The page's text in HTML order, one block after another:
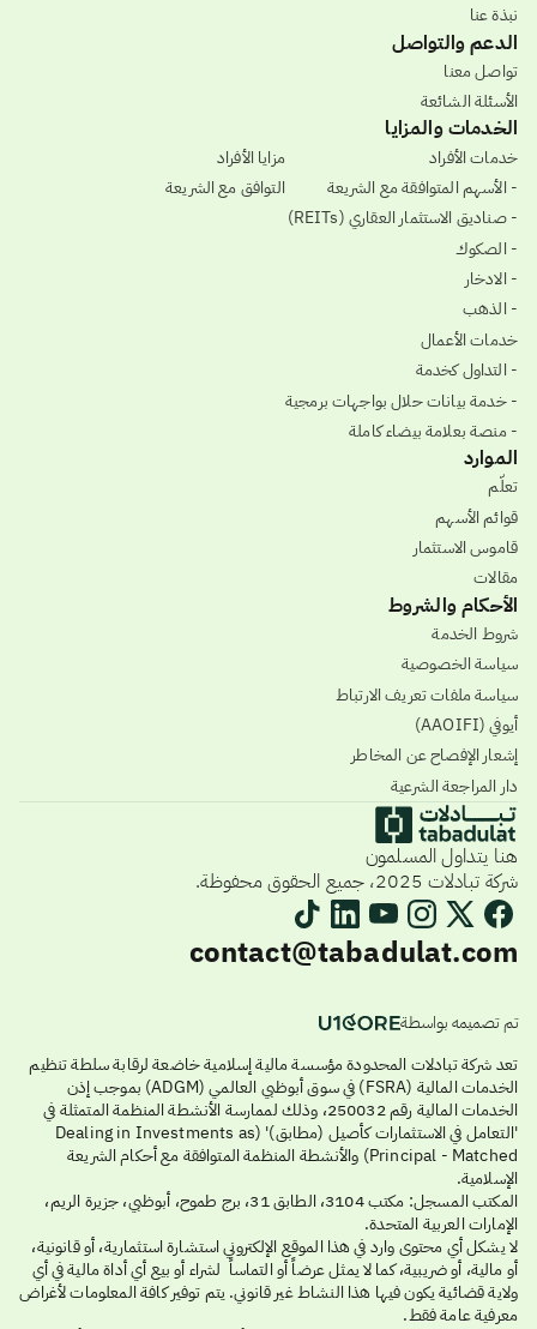
نبذة عنا
الدعم والتواصل
تواصل معنا
الأسئلة الشائعة
الخدمات والمزايا
خدمات الأفراد
- الأسهم المتوافقة مع الشريعة
- صناديق الاستثمار العقاري (REITs)
- الصكوك
- الادخار
- الذهب
خدمات الأعمال
- التداول كخدمة
- خدمة بيانات حلال بواجهات برمجية
- منصة بعلامة بيضاء كاملة
مزايا الأفراد
التوافق مع الشريعة
الموارد
تعلّم
قوائم الأسهم
قاموس الاستثمار
مقالات
الأحكام والشروط
شروط الخدمة
سياسة الخصوصية
سياسة ملفات تعريف الارتباط
أيوفي (AAOIFI)
إشعار الإفصاح عن المخاطر
دار المراجعة الشرعية
هنا يتداول المسلمون
شركة تبادلات 2025، جميع الحقوق محفوظة.
contact@tabadulat.com
تم تصميمه بواسطة
تعد شركة تبادلات المحدودة مؤسسة مالية إسلامية خاضعة لرقابة سلطة تنظيم
الخدمات المالية (FSRA) في سوق أبوظبي العالمي (ADGM) بموجب إذن
الخدمات المالية رقم 250032، وذلك لممارسة الأنشطة المنظمة المتمثلة في
'التعامل في الاستثمارات كأصيل (مطابق)' (Dealing in Investments as
Principal - Matched) والأنشطة المنظمة المتوافقة مع أحكام الشريعة
الإسلامية.
المكتب المسجل: مكتب 3104، الطابق 31، برج طموح، أبوظبي، جزيرة الريم،
الإمارات العربية المتحدة.
لا يشكل أي محتوى وارد في هذا الموقع الإلكتروني استشارة استثمارية، أو قانونية،
أو مالية، أو ضريبية، كما لا يمثل عرضاً أو التماساً لشراء أو بيع أي أداة مالية في أي
ولاية قضائية يكون فيها هذا النشاط غير قانوني. يتم توفير كافة المعلومات لأغراض
معرفية عامة فقط.